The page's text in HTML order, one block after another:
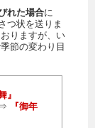
れた場合に
つ状を送りま
りますが、い
節の変わり目
』
『御年